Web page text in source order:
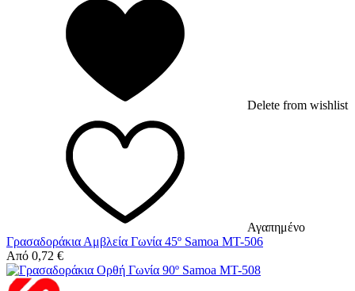
Delete from wishlist
Αγαπημένο
Γρασαδοράκια Αμβλεία Γωνία 45º Samoa MT-506
Από 0,72 €